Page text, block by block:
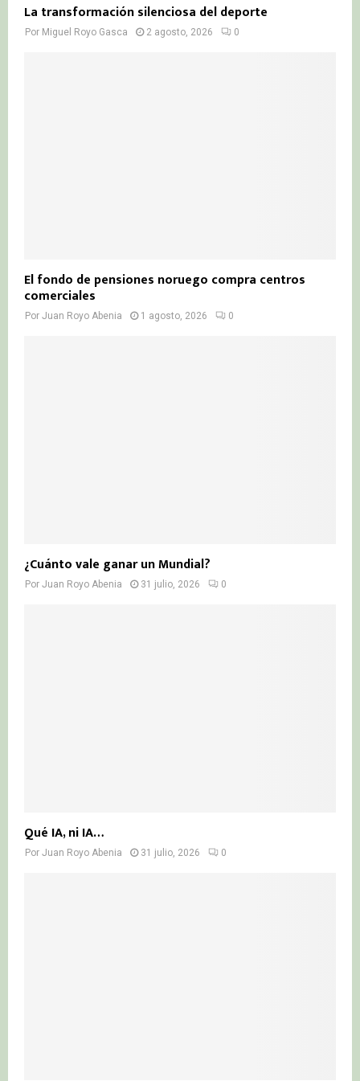
La transformación silenciosa del deporte
Por Miguel Royo Gasca 2 agosto, 2026 0
El fondo de pensiones noruego compra centros
comerciales
Por Juan Royo Abenia 1 agosto, 2026 0
¿Cuánto vale ganar un Mundial?
Por Juan Royo Abenia 31 julio, 2026 0
Qué IA, ni IA…
Por Juan Royo Abenia 31 julio, 2026 0